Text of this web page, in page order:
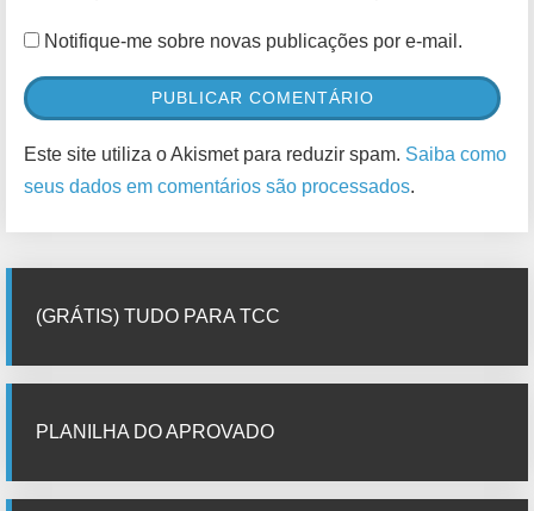
Notifique-me sobre novas publicações por e-mail.
Este site utiliza o Akismet para reduzir spam. Saiba como
seus dados em comentários são processados.
(GRÁTIS) TUDO PARA TCC
PLANILHA DO APROVADO